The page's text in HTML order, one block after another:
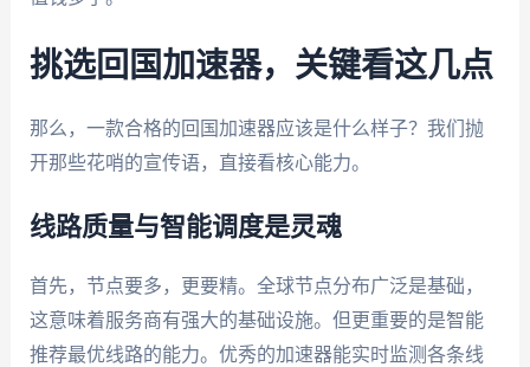
挑选回国加速器，关键看这几点
那么，一款合格的回国加速器应该是什么样子？我们抛
开那些花哨的宣传语，直接看核心能力。
线路质量与智能调度是灵魂
首先，节点要多，更要精。全球节点分布广泛是基础，
这意味着服务商有强大的基础设施。但更重要的是智能
推荐最优线路的能力。优秀的加速器能实时监测各条线